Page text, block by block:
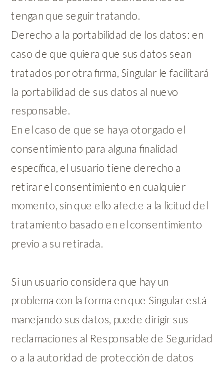
tengan que seguir tratando.
Derecho a la portabilidad de los datos: en
caso de que quiera que sus datos sean
tratados por otra firma, Singular le facilitará
la portabilidad de sus datos al nuevo
responsable.
En el caso de que se haya otorgado el
consentimiento para alguna finalidad
específica, el usuario tiene derecho a
retirar el consentimiento en cualquier
momento, sin que ello afecte a la licitud del
tratamiento basado en el consentimiento
previo a su retirada.
Si un usuario considera que hay un
problema con la forma en que Singular está
manejando sus datos, puede dirigir sus
reclamaciones al Responsable de Seguridad
o a la autoridad de protección de datos